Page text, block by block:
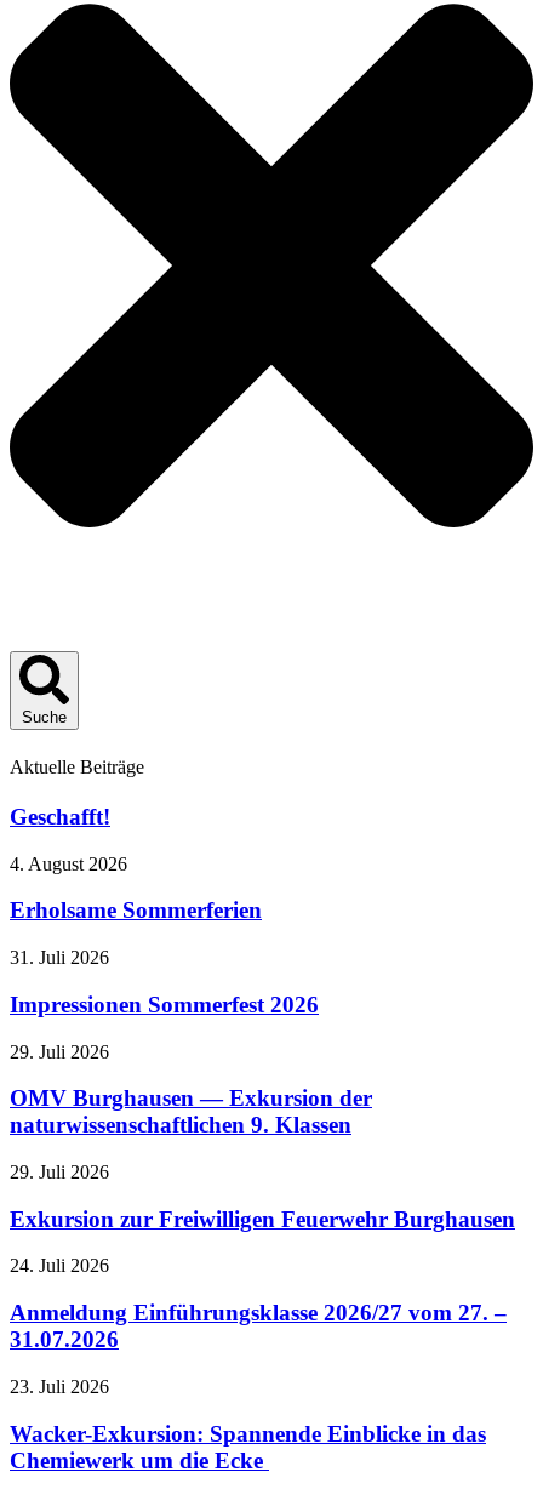
Suche
Aktuelle Beiträge
Geschafft!
4. August 2026
Erholsame Sommerferien
31. Juli 2026
Impressionen Sommerfest 2026
29. Juli 2026
OMV Burghausen — Exkursion der
naturwissenschaftlichen 9. Klassen
29. Juli 2026
Exkursion zur Freiwilligen Feuerwehr Burghausen
24. Juli 2026
Anmeldung Einführungsklasse 2026/27 vom 27. –
31.07.2026
23. Juli 2026
Wacker-Exkursion: Spannende Einblicke in das
Chemiewerk um die Ecke